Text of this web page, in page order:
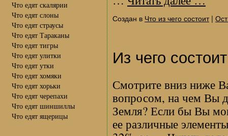
Что едят скалярии
Что едят слоны
Что едят страусы
Что едят Тараканы
Что едят тигры
Что едят улитки
Что едят утки
Что едят хомяки
Что едят хорьки
Что едят черепахи
Что едят шиншиллы
Что едят ящерицы
Создан в Что из чего состоит |
Из чего
Смотрите вниз ниже
вопросом, на чем Вы
Земля? Если бы Вы
ее различные